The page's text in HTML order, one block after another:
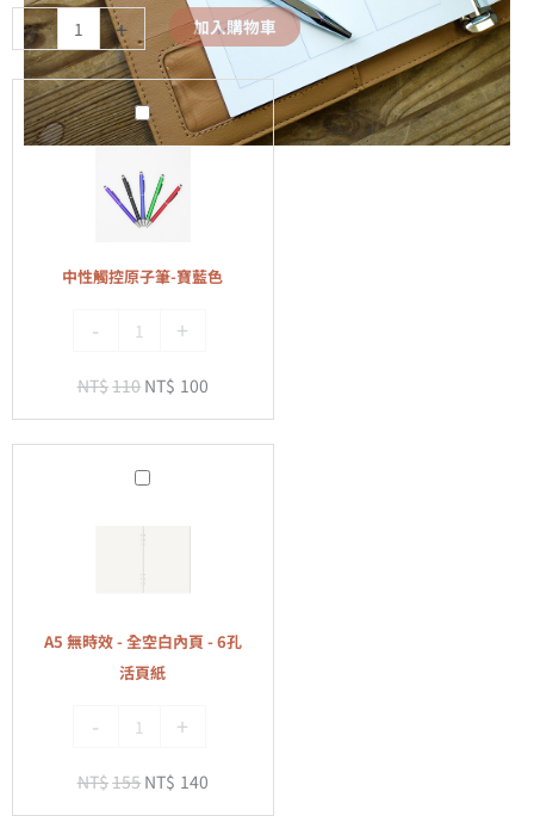
- + 加入購物車
中
性
觸
控
子
寶
色
中性觸控原子筆-寶藍色
- +
NT$110 NT$ 100
A5
時
全
空
內
-
A5 無時效 - 全空白內頁 - 6孔
活頁紙
- +
NT$155 NT$ 140